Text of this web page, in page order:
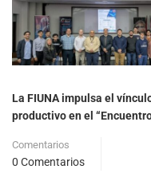
La FIUNA impulsa el
productivo en el
Comentarios
0 Comentarios